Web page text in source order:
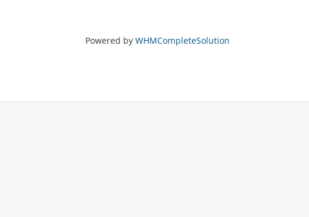
Powered by WHMCompleteSolution